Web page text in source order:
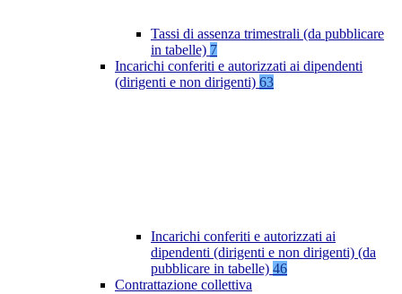
Tassi di assenza trimestrali (da pubblicare
in tabelle) 7
Incarichi conferiti e autorizzati ai dipendenti
(dirigenti e non dirigenti) 63
Incarichi conferiti e autorizzati ai
dipendenti (dirigenti e non dirigenti) (da
pubblicare in tabelle) 46
Contrattazione collettiva